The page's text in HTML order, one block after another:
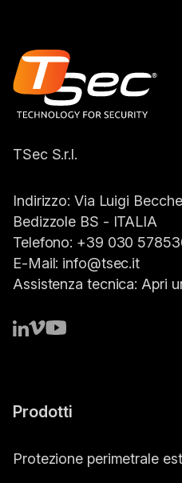
TSec S.r.l.
Indirizzo: Via Luigi
Bedizzole BS - ITALIA
Telefono: +39 030
E-Mail: info@tsec.it
Assistenza tecnica: Apri
Prodotti
Protezione perimetrale